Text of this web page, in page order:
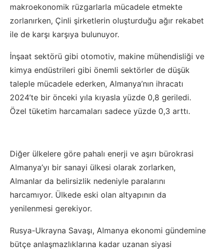
makroekonomik rüzgarlarla mücadele etmekte
zorlanırken, Çinli şirketlerin oluşturduğu ağır rekabet
ile de karşı karşıya bulunuyor.
İnşaat sektörü gibi otomotiv, makine mühendisliği ve
kimya endüstrileri gibi önemli sektörler de düşük
taleple mücadele ederken, Almanya’nın ihracatı
2024’te bir önceki yıla kıyasla yüzde 0,8 geriledi.
Özel tüketim harcamaları sadece yüzde 0,3 arttı.
Diğer ülkelere göre pahalı enerji ve aşırı bürokrasi
Almanya’yı bir sanayi ülkesi olarak zorlarken,
Almanlar da belirsizlik nedeniyle paralarını
harcamıyor. Ülkede eski olan altyapının da
yenilenmesi gerekiyor.
Rusya-Ukrayna Savaşı, Almanya ekonomi gündemine
bütçe anlaşmazlıklarına kadar uzanan siyasi